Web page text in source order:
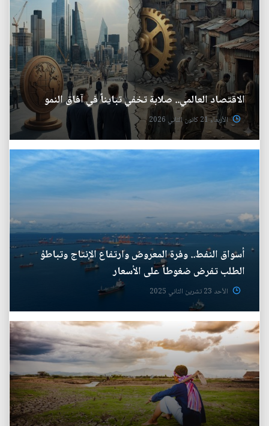
الاقتصاد العالمي.. صلابة تخفي تبايناً في آفاق النمو
الأربعاء 21 كانون الثاني 2026
أسواق النفط.. وفرة المعروض وارتفاع الإنتاج وتباطؤ
الطلب تفرض ضغوطاً على الأسعار
الأحد 23 تشرين الثاني 2025